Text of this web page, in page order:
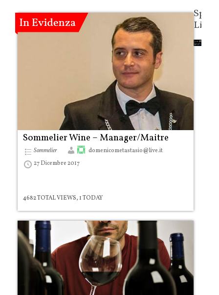
Sommelier Wine – Manager/Maitre
Sommelier
domenicometastasio@live.it
27 Dicembre 2017
4682 TOTAL VIEWS, 1 TODAY
Links